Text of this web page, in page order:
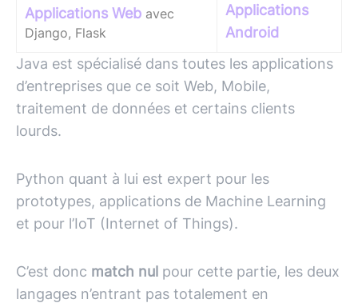
Applications Web avec
Django, Flask
Applications
Android
Java est spécialisé dans toutes les applications
d’entreprises que ce soit Web, Mobile,
traitement de données et certains clients
lourds.
Python quant à lui est expert pour les
prototypes, applications de Machine Learning
et pour l’IoT (Internet of Things).
C’est donc match nul pour cette partie, les deux
langages n’entrant pas totalement en